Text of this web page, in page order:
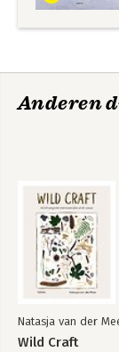
Anderen
Natasja van der
Wild Craft